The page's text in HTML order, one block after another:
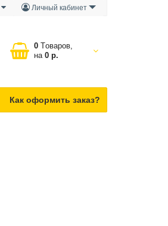
Личный кабинет
0 Tоваров,
на
0 р.
Как оформить заказ?